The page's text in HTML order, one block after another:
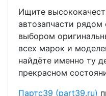
Ищите
автозапчасти
выбором
всех марок и
найдёте именно ту
прекрасном
Партс39 (part39.ru)